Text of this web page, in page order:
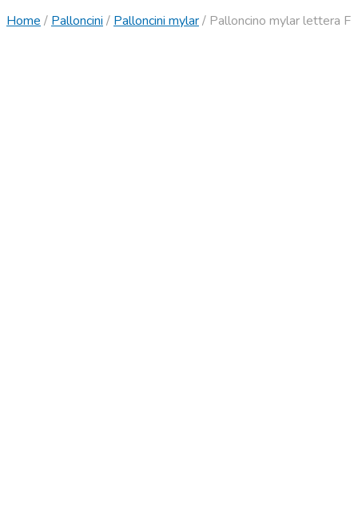
Home / Palloncini / Palloncini mylar/ Palloncino mylar lettera F